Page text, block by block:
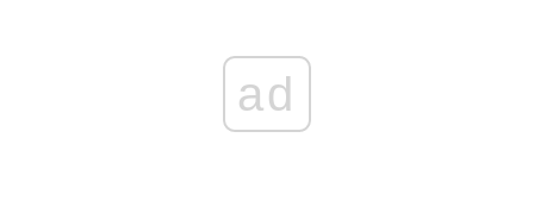
ad